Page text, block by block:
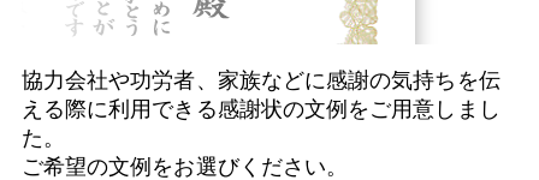
協力会社や功労者、家族などに感謝の気持ちを伝
える際に利用できる感謝状の文例をご用意しまし
た。
ご希望の文例をお選びください。